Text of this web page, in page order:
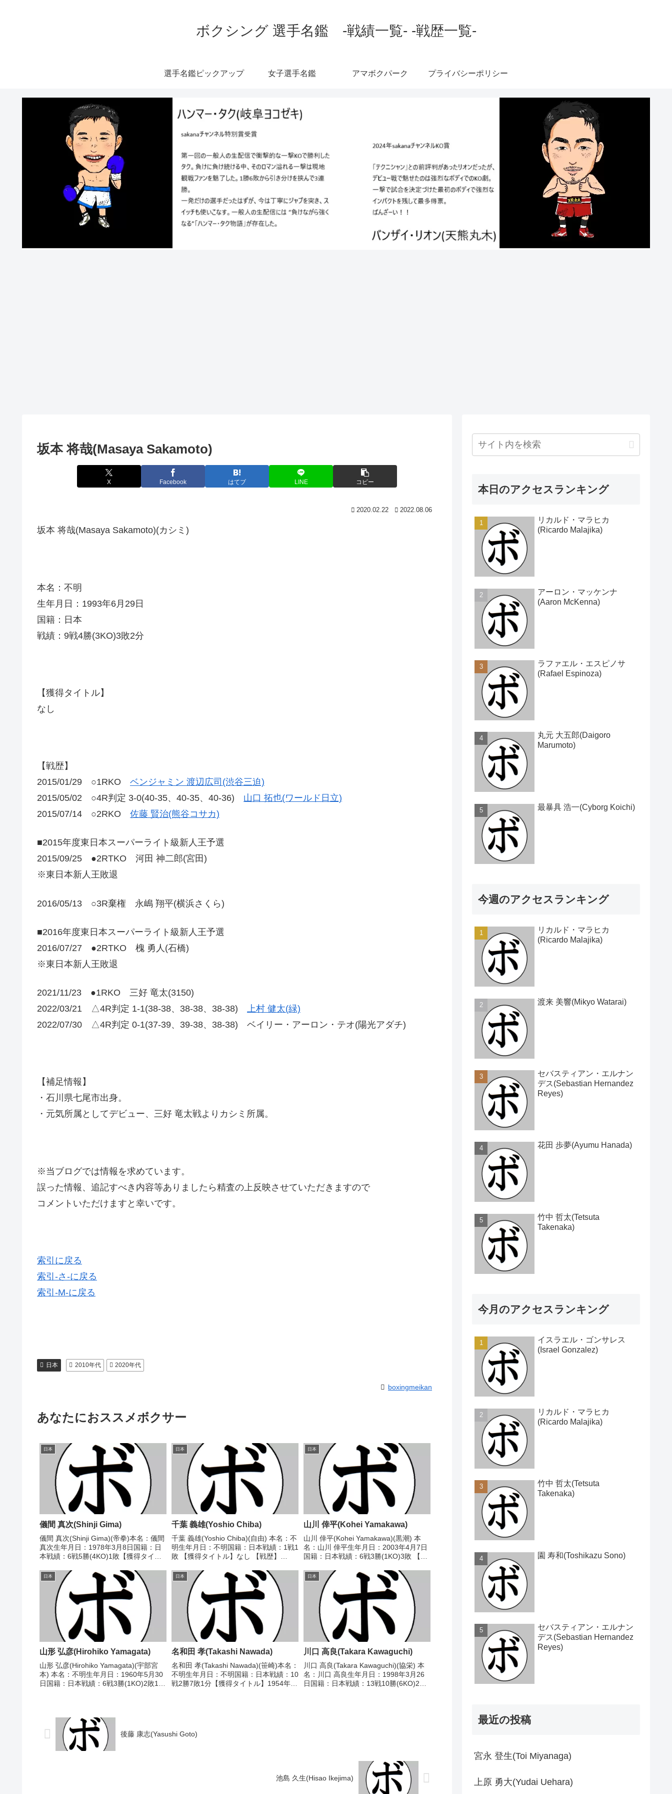
ボクシング 選手名鑑 -戦績一覧- -戦歴一覧-
選手名鑑ピックアップ 女子選手名鑑 アマボクパーク プライバシーポリシー
坂本 将哉(Masaya Sakamoto)
X Facebook はてブ LINE コピー
2020.02.22 2022.08.06
坂本 将哉(Masaya Sakamoto)(カシミ)
本名：不明
生年月日：1993年6月29日
国籍：日本
戦績：9戦4勝(3KO)3敗2分
【獲得タイトル】
なし
【戦歴】
2015/01/29 ○1RKO ベンジャミン 渡辺広司(渋谷三迫)
2015/05/02 ○4R判定 3-0(40-35、40-35、40-36) 山口 拓也(ワールド日立)
2015/07/14 ○2RKO 佐藤 賢治(熊谷コサカ)
■2015年度東日本スーパーライト級新人王予選
2015/09/25 ●2RTKO 河田 神二郎(宮田)
※東日本新人王敗退
2016/05/13 ○3R棄権 永嶋 翔平(横浜さくら)
■2016年度東日本スーパーライト級新人王予選
2016/07/27 ●2RTKO 槐 勇人(石橋)
※東日本新人王敗退
2021/11/23 ●1RKO 三好 竜太(3150)
2022/03/21 △4R判定 1-1(38-38、38-38、38-38) 上村 健太(緑)
2022/07/30 △4R判定 0-1(37-39、39-38、38-38) ベイリー・アーロン・テオ(陽光アダチ)
【補足情報】
・石川県七尾市出身。
・元気所属としてデビュー、三好 竜太戦よりカシミ所属。
※当ブログでは情報を求めています。
誤った情報、追記すべき内容等ありましたら精査の上反映させていただきますので
コメントいただけますと幸いです。
索引に戻る
索引-さ-に戻る
索引-M-に戻る
日本 2010年代 2020年代
boxingmeikan
あなたにおススメボクサー
日本
儀間 真次(Shinji Gima)
儀間 真次(Shinji Gima)(帝拳)本名：儀間
真次生年月日：1978年3月8日国籍：日
本戦績：6戦5勝(4KO)1敗【獲得タイト
樹(八王子中屋) 1998/02/07
○1RTKO...
日本
千葉 義雄(Yoshio Chiba)
千葉 義雄(Yoshio Chiba)(自由) 本名：不
明生年月日：不明国籍：日本戦績：1戦1
敗 【獲得タイトル】なし 【戦歴】
勉(赤羽) 【補足情報】・BoxRecには選
手情報の掲載が...
日本
山川 倖平(Kohei Yamakawa)
山川 倖平(Kohei Yamakawa)(黒潮) 本
名：山川 倖平生年月日：2003年4月7日
国籍：日本戦績：6戦3勝(1KO)3敗 【獲
2023/09/24 ●4R判定 0-3(35-40、36-
39、36-3...
日本
山形 弘彦(Hirohiko Yamagata)
山形 弘彦(Hirohiko Yamagata)(宇部宮
本) 本名：不明生年月日：1960年5月30
日国籍：日本戦績：6戦3勝(1KO)2敗1
日本
名和田 孝(Takashi Nawada)
名和田 孝(Takashi Nawada)(笹崎)本名：
不明生年月日：不明国籍：日本戦績：10
戦2勝7敗1分【獲得タイトル】1954年度
日本
川口 高良(Takara Kawaguchi)
川口 高良(Takara Kawaguchi)(協栄) 本
名：川口 高良生年月日：1998年3月26
日国籍：日本戦績：13戦10勝(6KO)2敗1
後藤 康志(Yasushi Goto)
池島 久生(Hisao Ikejima)
本日のアクセスランキング
リカルド・マラヒカ
(Ricardo Malajika)
アーロン・マッケンナ
(Aaron McKenna)
ラファエル・エスピノサ
(Rafael Espinoza)
丸元 大五郎(Daigoro
Marumoto)
最暴具 浩一(Cyborg Koichi)
今週のアクセスランキング
リカルド・マラヒカ
(Ricardo Malajika)
渡来 美響(Mikyo Watarai)
セバスティアン・エルナン
デス(Sebastian Hernandez
Reyes)
花田 歩夢(Ayumu Hanada)
竹中 哲太(Tetsuta
Takenaka)
今月のアクセスランキング
イスラエル・ゴンサレス
(Israel Gonzalez)
リカルド・マラヒカ
(Ricardo Malajika)
竹中 哲太(Tetsuta
Takenaka)
園 寿和(Toshikazu Sono)
セバスティアン・エルナン
デス(Sebastian Hernandez
Reyes)
最近の投稿
宮永 登生(Toi Miyanaga)
上原 勇大(Yudai Uehara)